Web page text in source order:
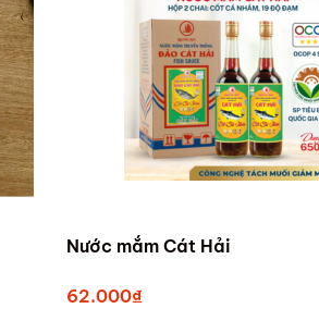
Nước mắm Cát Hải
62.000₫